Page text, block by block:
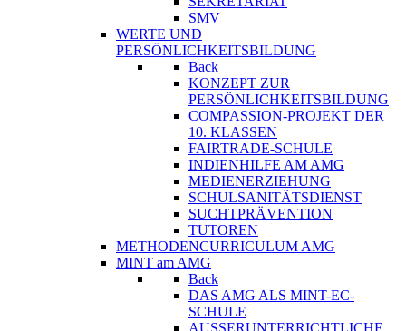
SMV
WERTE UND
PERSÖNLICHKEITSBILDUNG
Back
KONZEPT ZUR
PERSÖNLICHKEITSBILDUNG
COMPASSION-PROJEKT DER
10. KLASSEN
FAIRTRADE-SCHULE
INDIENHILFE AM AMG
MEDIENERZIEHUNG
SCHULSANITÄTSDIENST
SUCHTPRÄVENTION
TUTOREN
METHODENCURRICULUM AMG
MINT am AMG
Back
DAS AMG ALS MINT-EC-
SCHULE
AUSSERUNTERRICHTLICHE